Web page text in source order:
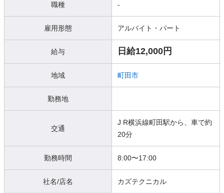
職種 -
雇用形態 アルバイト・パート
給与 日給12,000円
地域 町田市
勤務地
交通
J R横浜線町田駅から、車で約
20分
勤務時間 8:00〜17:00
社名/店名 カズテクニカル